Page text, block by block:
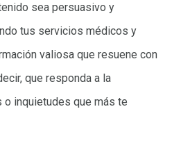
sea persuasivo y
tus servicios médicos y
valiosa que resuene con
que responda a la
o inquietudes que más te